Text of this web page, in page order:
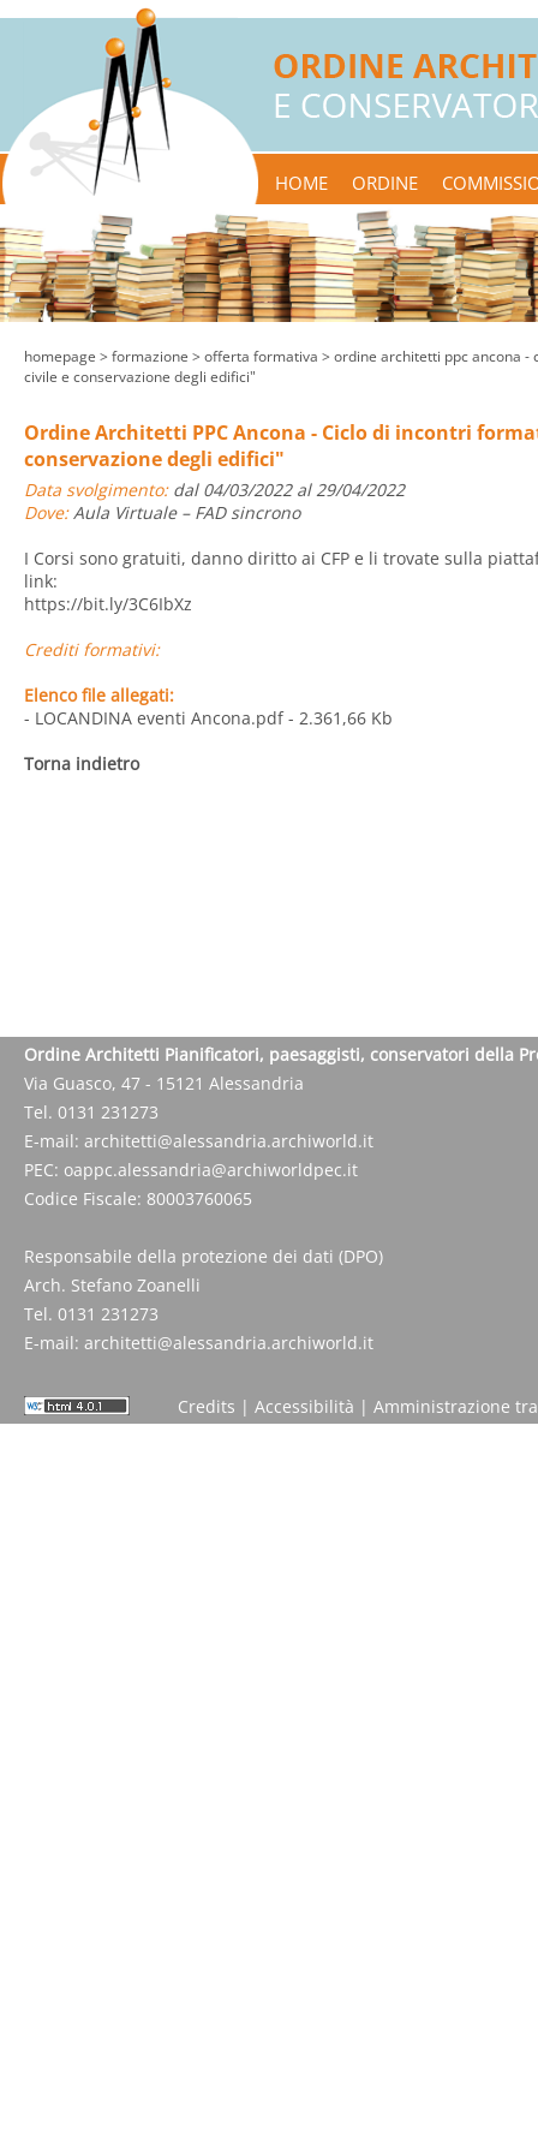
HOME ORDINE
homepage > formazione > offerta formativa > ordine architetti ppc ancona
civile e conservazione degli edifici"
Ordine Architetti PPC Ancona - Ciclo di incontri
conservazione degli edifici"
Data svolgimento:dal 04/03/2022 al 29/04/2022
Dove:Aula Virtuale – FAD sincrono
I Corsi sono gratuiti, danno diritto ai CFP e li trovate sulla
link:
https://bit.ly/3C6IbXz
Crediti formativi:
Elenco file allegati:
- LOCANDINA eventi Ancona.pdf- 2.361,66 Kb
Torna indietro
Ordine Architetti Pianificatori, paesaggisti, conservatori della
Via Guasco, 47 - 15121 Alessandria
Tel. 0131 231273
E-mail: architetti@alessandria.archiworld.it
PEC: oappc.alessandria@archiworldpec.it
Codice Fiscale: 80003760065
Responsabile della protezione dei dati (DPO)
Arch. Stefano Zoanelli
Tel. 0131 231273
E-mail: architetti@alessandria.archiworld.it
Credits | Accessibilità | Amministrazione